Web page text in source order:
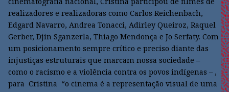
realizadores e realizadoras como Carlos Reichenbach,
Edgard Navarro, Andrea Tonacci, Adirley Queiroz, Raquel
Gerber, Djin Sganzerla, Thiago Mendonça e Jo Serfaty. Com
um posicionamento sempre crítico e preciso diante das
injustiças estruturais que marcam nossa sociedade –
como o racismo e a violência contra os povos indígenas – ,
para Cristina “o cinema é a representação visual de uma